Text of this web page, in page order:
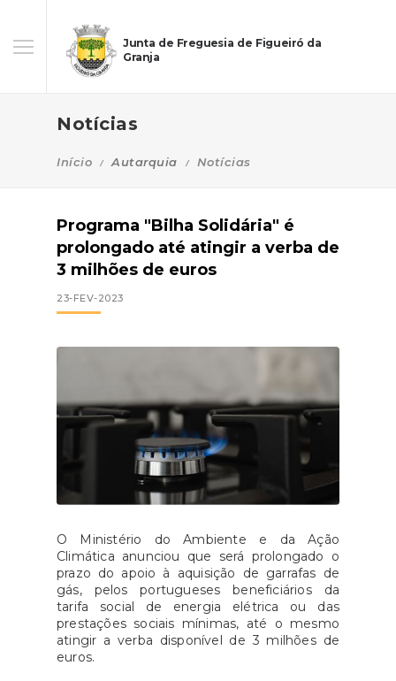
Junta de Freguesia de Figueiró da
Granja
Notícias
Início Autarquia Notícias
Programa "Bilha Solidária" é
prolongado até atingir a verba de
3 milhões de euros
23-FEV-2023
O Ministério do Ambiente e da Ação
Climática anunciou que será prolongado o
prazo do apoio à aquisição de garrafas de
gás, pelos portugueses beneficiários da
tarifa social de energia elétrica ou das
prestações sociais mínimas, até o mesmo
atingir a verba disponível de 3 milhões de
euros.